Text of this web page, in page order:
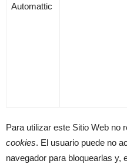
Automattic
Para utilizar este Sitio Web no
cookies. El usuario puede no
navegador para bloquearlas y,